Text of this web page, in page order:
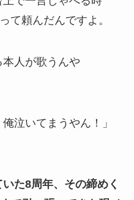
て頼んだんですよ。
人が歌うんや
泣いてまうやん！」
た8周年、その締めく